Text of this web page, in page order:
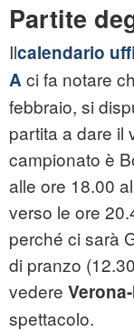
Partite
Ilcalendario
Aci fa notare
febbraio, si
partita a dare il
campionato è
alle ore 18.00
verso le ore
perché ci sarà
di pranzo
vedere
spettacolo.